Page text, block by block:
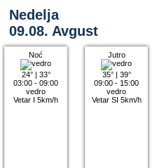
Nedelja
09.08. Avgust
Noć
24°| 33°
03:00 - 09:00
vedro
Vetar I 5km/h
Jutro
35°| 39°
09:00 - 15:00
vedro
Vetar SI 5km/h